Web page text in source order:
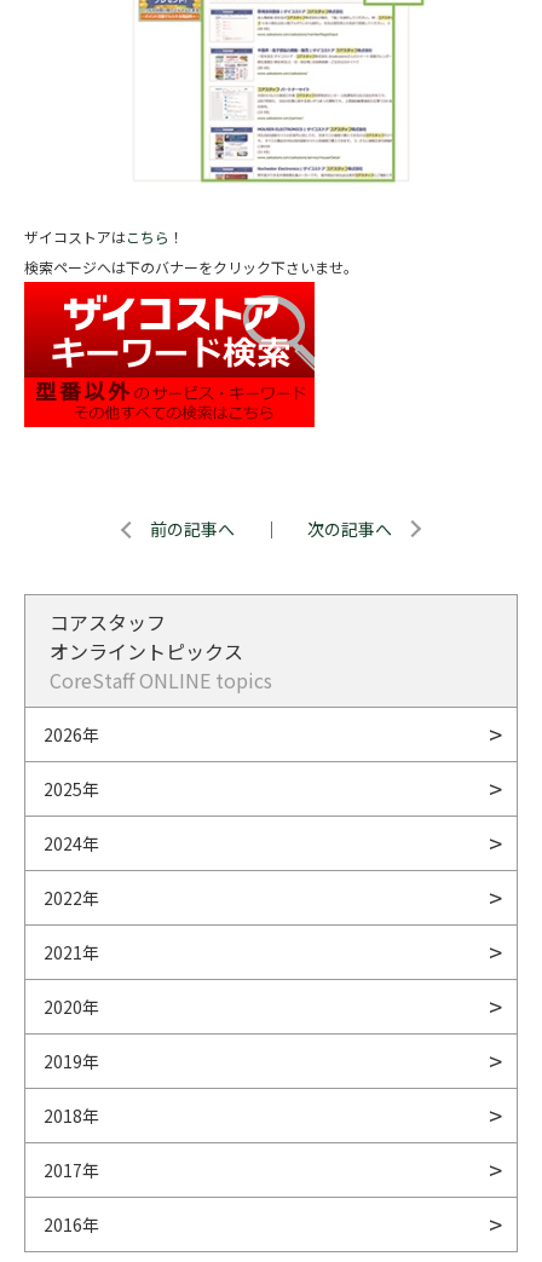
ザイコストアはこちら ！
検索ページへは下のバナーをクリック下さいませ。
前の記事へ ｜ 次の記事へ
コアスタッフ
オンライントピックス
CoreStaff ONLINE topics
2026年
2025年
2024年
2022年
2021年
2020年
2019年
2018年
2017年
2016年